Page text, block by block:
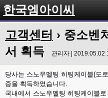
한국엠아이씨
고객센터 › 중소벤
서 획득
관리자 | 2019.05.02
당사는 스노우멜팅 히팅케이블(도
증을 획득하였습니다.
국내에서 스노우멜팅 히팅케이블